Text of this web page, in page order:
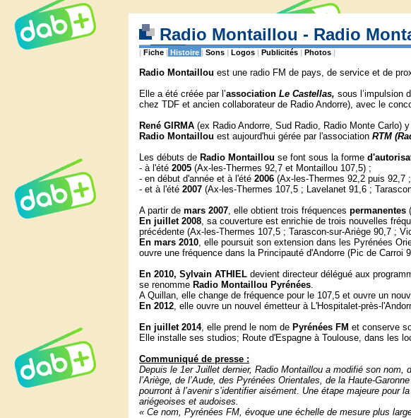
Radio Montaillou - Radio
| Fiche | Histoire | Sons | Logos | Publicités | Photos |
Radio Montaillou est une radio FM de pays, de service et de
Elle a été créée par l’association Le Castellas, sous l’impulsion
chez TDF et ancien collaborateur de Radio Andorre), avec le
René GIRMA (ex Radio Andorre, Sud Radio, Radio Monte Carlo)
Radio Montaillou est aujourd'hui gérée par l'association RTM
Les débuts de Radio Montaillou se font sous la forme
- à l'été 2005 (Ax-les-Thermes 92,7 et Montaillou 107,5) ;
- en début d'année et à l'été 2006 (Ax-les-Thermes 92,2 puis 92,7
- et à l'été 2007 (Ax-les-Thermes 107,5 ; Lavelanet 91,6 ;
A partir de mars 2007, elle obtient trois fréquences permanentes
En juillet 2008, sa couverture est enrichie de trois nouvelles
précédente (Ax-les-Thermes 107,5 ; Tarascon-sur-Ariège 90,7 ;
En mars 2010, elle poursuit son extension dans les Pyrénées
ouvre une fréquence dans la Principauté d'Andorre (Pic de
En 2010, Sylvain ATHIEL devient directeur délégué aux
se renomme Radio Montaillou Pyrénées.
A Quillan, elle change de fréquence pour le 107,5 et ouvre un
En 2012, elle ouvre un nouvel émetteur à L'Hospitalet-près-
En juillet 2014, elle prend le nom de Pyrénées FM et conserve
Elle installe ses studios; Route d'Espagne à Toulouse, dans les
Communiqué de presse :
Depuis le 1er Juillet dernier, Radio Montaillou a modifié son
l’Ariège, de l’Aude, des Pyrénées Orientales, de la Haute-
pourront à l’avenir s’identifier aisément. Une étape majeure
ariégeoises et audoises.
« Ce nom, Pyrénées FM, évoque une échelle de mesure plus